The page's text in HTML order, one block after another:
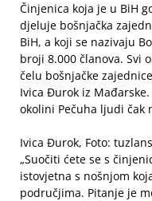
Činjenica koja je u BiH
djeluje bošnjačka
BiH, a koji se nazivaju
broji 8.000 članova. Svi
čelu bošnjačke
Ivica Đurok iz
okolini Pečuha ljudi čak
Ivica Đurok, Foto:
„Suočiti ćete se s
istovjetna s nošnjom
područjima. Pitanje je